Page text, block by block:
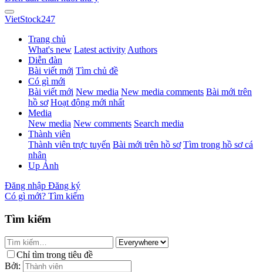
VietStock247
Trang chủ
What's new Latest activity Authors
Diễn đàn
Bài viết mới Tìm chủ đề
Có gì mới
Bài viết mới New media New media comments Bài mới trên
hồ sơ Hoạt động mới nhất
Media
New media New comments Search media
Thành viên
Thành viên trực tuyến Bài mới trên hồ sơ Tìm trong hồ sơ cá
nhân
Up Ảnh
Đăng nhập Đăng ký
Có gì mới? Tìm kiếm
Tìm kiếm
Chỉ tìm trong tiêu đề
Bởi: